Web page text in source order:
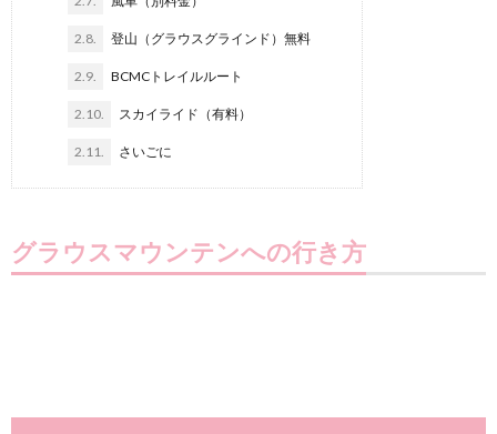
2.8. 登山（グラウスグラインド）無料
2.9. BCMCトレイルルート
2.10. スカイライド（有料）
2.11. さいごに
グラウスマウンテンへの行き方